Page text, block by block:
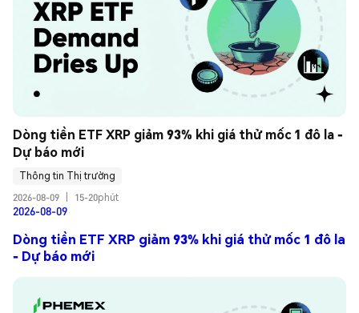
Dòng tiền ETF XRP giảm 93% khi giá thử mốc 1 đô la -
Dự báo mới
Thông tin Thị trường
2026-08-09
15-20phút
2026-08-09
Dòng tiền ETF XRP giảm 93% khi giá thử mốc 1 đô la
- Dự báo mới